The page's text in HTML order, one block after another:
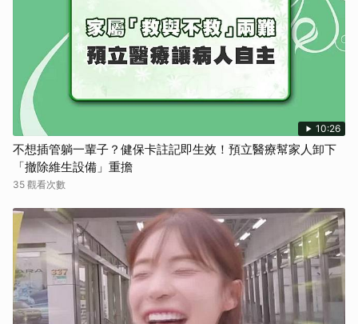
10:26
不想插管躺一輩子？健保卡註記即生效！預立醫療幫家人卸下
「撤除維生設備」重擔
35 觀看次數